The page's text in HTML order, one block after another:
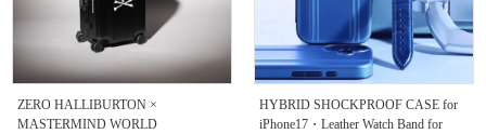
ZERO HALLIBURTON ×
MASTERMIND WORLD
HYBRID SHOCKPROOF CASE for
iPhone17・Leather Watch Band for